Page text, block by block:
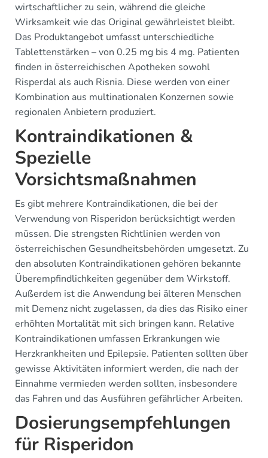
wirtschaftlicher zu sein, während die gleiche
Wirksamkeit wie das Original gewährleistet bleibt.
Das Produktangebot umfasst unterschiedliche
Tablettenstärken – von 0.25 mg bis 4 mg. Patienten
finden in österreichischen Apotheken sowohl
Risperdal als auch Risnia. Diese werden von einer
Kombination aus multinationalen Konzernen sowie
regionalen Anbietern produziert.
Kontraindikationen &
Spezielle
Vorsichtsmaßnahmen
Es gibt mehrere Kontraindikationen, die bei der
Verwendung von Risperidon berücksichtigt werden
müssen. Die strengsten Richtlinien werden von
österreichischen Gesundheitsbehörden umgesetzt. Zu
den absoluten Kontraindikationen gehören bekannte
Überempfindlichkeiten gegenüber dem Wirkstoff.
Außerdem ist die Anwendung bei älteren Menschen
mit Demenz nicht zugelassen, da dies das Risiko einer
erhöhten Mortalität mit sich bringen kann. Relative
Kontraindikationen umfassen Erkrankungen wie
Herzkrankheiten und Epilepsie. Patienten sollten über
gewisse Aktivitäten informiert werden, die nach der
Einnahme vermieden werden sollten, insbesondere
das Fahren und das Ausführen gefährlicher Arbeiten.
Dosierungsempfehlungen
für Risperidon